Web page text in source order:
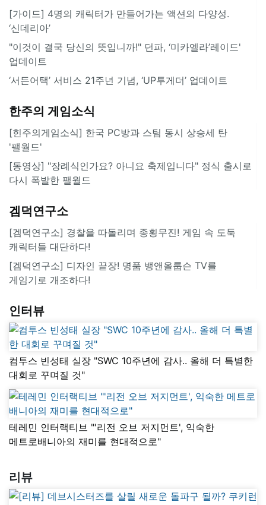
[가이드] 4명의 캐릭터가 만들어가는 액션의 다양성.
‘신데리아’
"이것이 결국 당신의 뜻입니까!" 던파, ‘미카엘라’레이드'
업데이트
‘서든어택’ 서비스 21주년 기념, ‘UP투게더’ 업데이트
한주의 게임소식
[힌주의게임소식] 한국 PC방과 스팀 동시 상승세 탄
'팰월드'
[동영상] "장례식인가요? 아니요 축제입니다" 정식 출시로
다시 폭발한 팰월드
겜덕연구소
[겜덕연구소] 경찰을 따돌리며 종횡무진! 게임 속 도둑
캐릭터들 대단하다!
[겜덕연구소] 디자인 끝장! 명품 뱅앤올룹슨 TV를
게임기로 개조하다!
인터뷰
컴투스 빈성태 실장 "SWC 10주년에 감사.. 올해 더 특별한
대회로 꾸며질 것"
테레민 인터랙티브 "'리전 오브 저지먼트', 익숙한
메트로배니아의 재미를 현대적으로"
리뷰